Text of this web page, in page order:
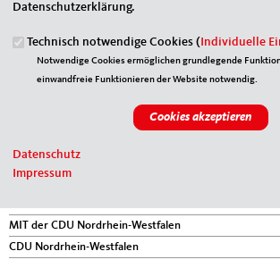
Fußbereich
MIT-Kreisverband Borken
Butenwall 81
E-Mail:
mit@cdu-kreis-borken.de
IM WEB
MIT der CDU Nordrhein-Westfalen
CDU Nordrhein-Westfalen
Datenschutzerklärung.
Technisch notwendige Cookies (Individuelle
Notwendige Cookies ermöglichen grundlegende
einwandfreie Funktionieren der Website notwendig.
Datenschutz
Impressum